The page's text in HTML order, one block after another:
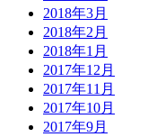
2018年3月
2018年2月
2018年1月
2017年12月
2017年11月
2017年10月
2017年9月